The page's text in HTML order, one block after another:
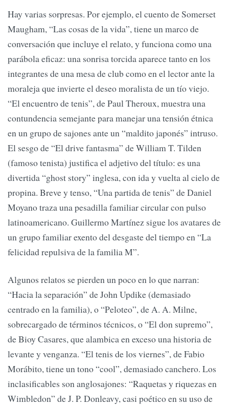
Hay varias sorpresas. Por ejemplo, el cuento de Somerset
Maugham, “Las cosas de la vida”, tiene un marco de
conversación que incluye el relato, y funciona como una
parábola eficaz: una sonrisa torcida aparece tanto en los
integrantes de una mesa de club como en el lector ante la
moraleja que invierte el deseo moralista de un tío viejo.
“El encuentro de tenis”, de Paul Theroux, muestra una
contundencia semejante para manejar una tensión étnica
en un grupo de sajones ante un “maldito japonés” intruso.
El sesgo de “El drive fantasma” de William T. Tilden
(famoso tenista) justifica el adjetivo del título: es una
divertida “ghost story” inglesa, con ida y vuelta al cielo de
propina. Breve y tenso, “Una partida de tenis” de Daniel
Moyano traza una pesadilla familiar circular con pulso
latinoamericano. Guillermo Martínez sigue los avatares de
un grupo familiar exento del desgaste del tiempo en “La
felicidad repulsiva de la familia M”.
Algunos relatos se pierden un poco en lo que narran:
“Hacia la separación” de John Updike (demasiado
centrado en la familia), o “Peloteo”, de A. A. Milne,
sobrecargado de términos técnicos, o “El don supremo”,
de Bioy Casares, que alambica en exceso una historia de
levante y venganza. “El tenis de los viernes”, de Fabio
Morábito, tiene un tono “cool”, demasiado canchero. Los
inclasificables son anglosajones: “Raquetas y riquezas en
Wimbledon” de J. P. Donleavy, casi poético en su uso de